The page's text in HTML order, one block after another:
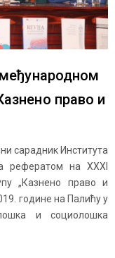
право и
сарадник Института
рефератом на XXXI
„Казнено право и
године на Палићу у
и социолошка